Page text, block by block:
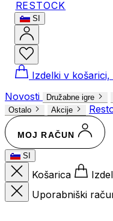
RESTOCK
SI
Izdelki v
Novosti
Družabne igre
Ostalo
Akcije
MOJ RAČUN
SI
Košarica
Uporabniški